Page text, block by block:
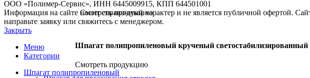
Смотреть продукцию
Шпагат полипропиленовый крученый
Смотреть продукцию
ООО «Полимер-Сервис», ИНН 6445009915, КПП 644501001
Информация на сайте носит справочный характер и не является публичной офертой.
направьте заявку или свяжитесь с менеджером.
Закрыть
Меню
Категории
Шпагат полипропиленовый